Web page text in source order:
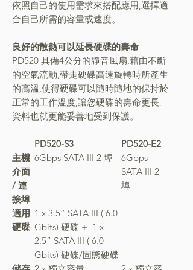
依照自己的使用需求來搭配應用,選擇適
合自己所需的容量或速度。
良好的散熱可以延長硬碟的壽命
PD520 具備4公分的靜音風扇,藉由不斷
的空氣流動,帶走硬碟高速旋轉時所產生
的高溫,使得硬碟可以隨時隨地的保持於
正常的工作溫度,讓您硬碟的壽命更長,
資料也就更能妥善地受到保護。
PD520-S3
PD520-E2
主機
介面
/ 連
接埠
6Gbps SATA III 2 埠
6Gbps
SATA III 2
埠
適用
硬碟
1 x 3.5” SATA III ( 6.0
Gbits) 硬碟 + 1 x
2.5” SATA III ( 6.0
Gbits) 硬碟/固態硬碟